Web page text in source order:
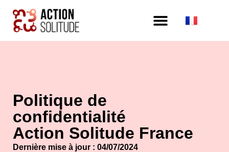
Politique de
confidentialité
Action Solitude France
Dernière mise à jour : 04/07/2024